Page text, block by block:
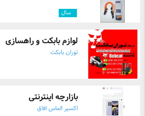
سال
لوازم بابکت و راهسازی
توران بابکت
بازارچه اینترنتی
اکسیر الماس افاق